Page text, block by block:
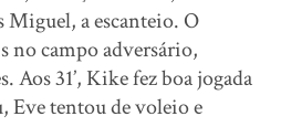
Miguel, a escanteio. O
no campo adversário,
Aos 31’, Kike fez boa jogada
Eve tentou de voleio e